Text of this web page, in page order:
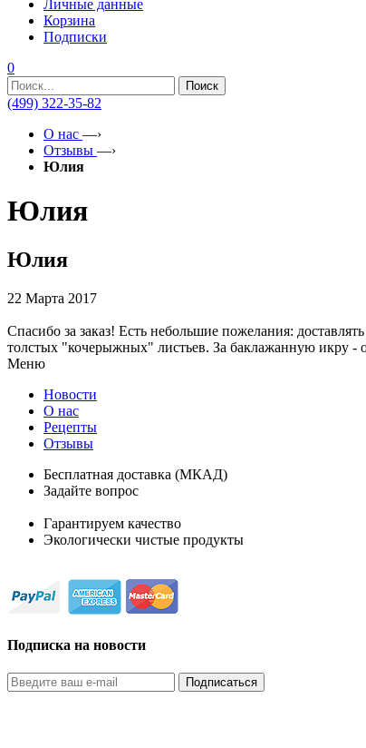
Личные данные
Корзина
Подписки
0
Поиск
(499) 322-35-82
О нас —›
Отзывы —›
Юлия
Юлия
Юлия
22 Марта 2017
Спасибо за заказ! Есть небольшие пожелания:
толстых "кочерыжных" листьев. За баклажанную икру -
Меню
Новости
О нас
Рецепты
Отзывы
Бесплатная доставка (МКАД)
Задайте вопрос
Гарантируем качество
Экологически чистые продукты
Подписка на новости
Подписаться